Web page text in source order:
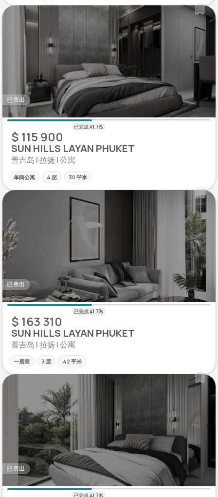
已售出
$ 115 900
SUN HILLS LAYAN PHUKET
普吉岛 | 拉扬 | 公寓
单间公寓 4 层 30 平米
已售出
$ 163 310
SUN HILLS LAYAN PHUKET
普吉岛 | 拉扬 | 公寓
一居室 3 层 42 平米
已售出